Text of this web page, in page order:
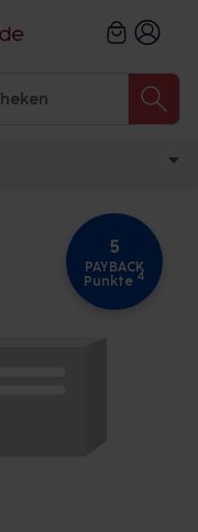
5
PAYBACK
Punkte 4